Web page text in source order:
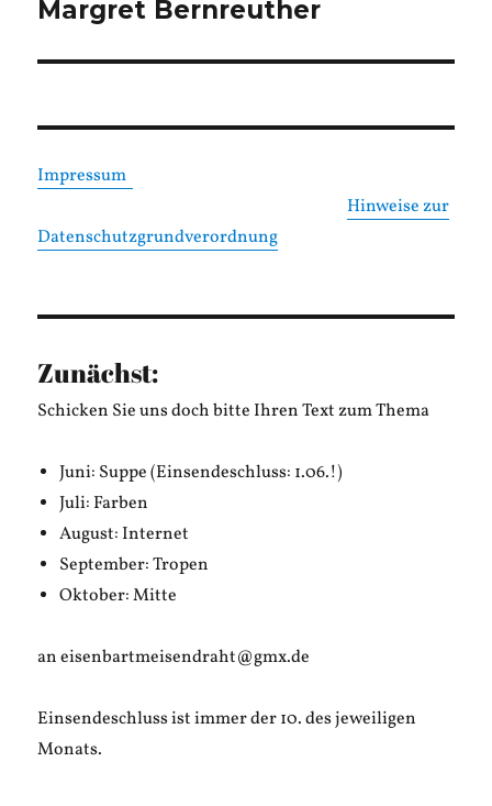
Nächster
Margret Bernreuther
Impressum
Hinweise zur
Datenschutzgrundverordnung
Zunächst:
Schicken Sie uns doch bitte Ihren Text zum Thema
Juni: Suppe (Einsendeschluss: 1.06.!)
Juli: Farben
August: Internet
September: Tropen
Oktober: Mitte
an eisenbartmeisendraht@gmx.de
Einsendeschluss ist immer der 10. des jeweiligen
Monats.